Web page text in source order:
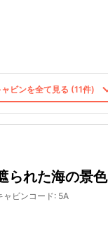
ビンを全て見る (11件)
られた海の景色
ャビンコード: 5A